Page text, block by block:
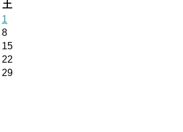
土
1
8
15
22
29